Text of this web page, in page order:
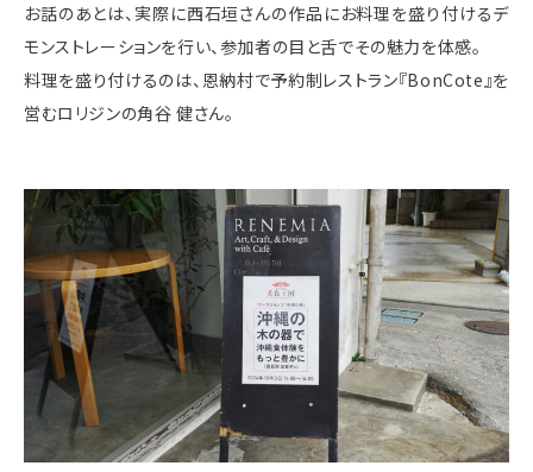
お話のあとは、実際に西石垣さんの作品にお料理を盛り付けるデ
モンストレーションを行い、参加者の目と舌でその魅力を体感。
料理を盛り付けるのは、恩納村で予約制レストラン『BonCote』を
営むロリジンの角谷 健さん。